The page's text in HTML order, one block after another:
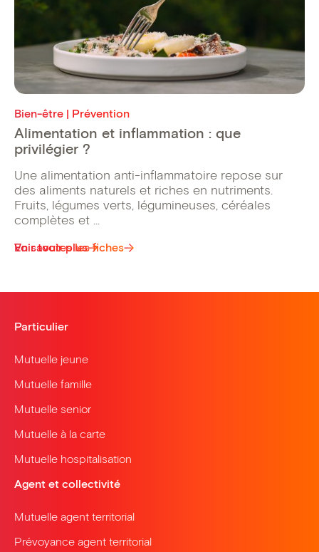
Voir toutes les fiches
Bien-être | Prévention
Alimentation et inflammation : que
privilégier ?
Une alimentation anti-inflammatoire repose sur
des aliments naturels et riches en nutriments.
Fruits, légumes verts, légumineuses, céréales
complètes et ...
En savoir plus
Particulier
Mutuelle jeune
Mutuelle famille
Mutuelle senior
Mutuelle à la carte
Mutuelle hospitalisation
Agent et collectivité
Mutuelle agent territorial
Prévoyance agent territorial